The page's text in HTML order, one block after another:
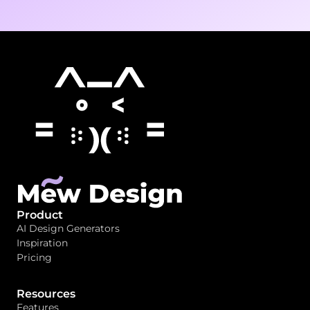
Product
AI Design Generators
Inspiration
Pricing
Resources
Features